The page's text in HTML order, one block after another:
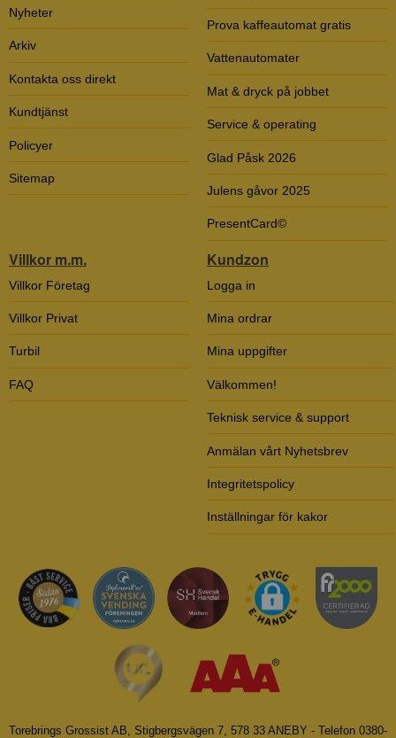
Nyheter
Arkiv
Kontakta oss direkt
Kundtjänst
Policyer
Sitemap
Prova kaffeautomat gratis
Vattenautomater
Mat & dryck på jobbet
Service & operating
Glad Påsk 2026
Julens gåvor 2025
PresentCard©
Villkor m.m.
Villkor Företag
Villkor Privat
Turbil
FAQ
Kundzon
Logga in
Mina ordrar
Mina uppgifter
Välkommen!
Teknisk service & support
Anmälan vårt Nyhetsbrev
Integritetspolicy
Inställningar för kakor
Torebrings Grossist AB, Stigbergsvägen 7, 578 33 ANEBY - Telefon 0380-